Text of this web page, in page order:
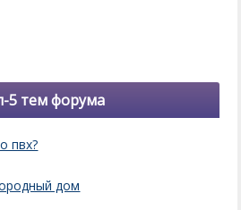
5 тем форума
пвх?
дом